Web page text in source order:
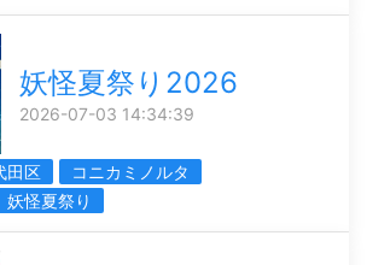
妖怪夏祭り2026
2026-07-03 14:34:39
田区
コニカミノルタ
妖怪夏祭り